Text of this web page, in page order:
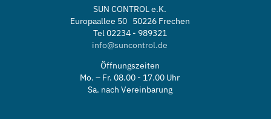
SUN CONTROL e.K.
Europaallee 50 50226 Frechen
Tel 02234 - 989321
info@suncontrol.de
Öffnungszeiten
Mo. – Fr. 08.00 - 17.00 Uhr
Sa. nach Vereinbarung